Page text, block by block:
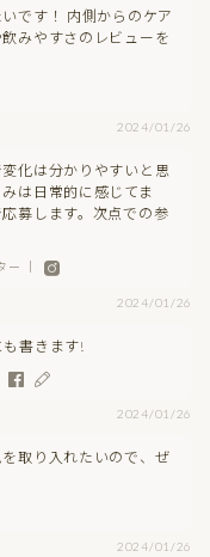
です！ 内側からのケア
みやすさのレビューを
2024/01/26
化は分かりやすいと思
は日常的に感じてま
募します。次点での参
ー ｜
2024/01/26
書きます!
2024/01/26
取り入れたいので、ぜ
2024/01/26